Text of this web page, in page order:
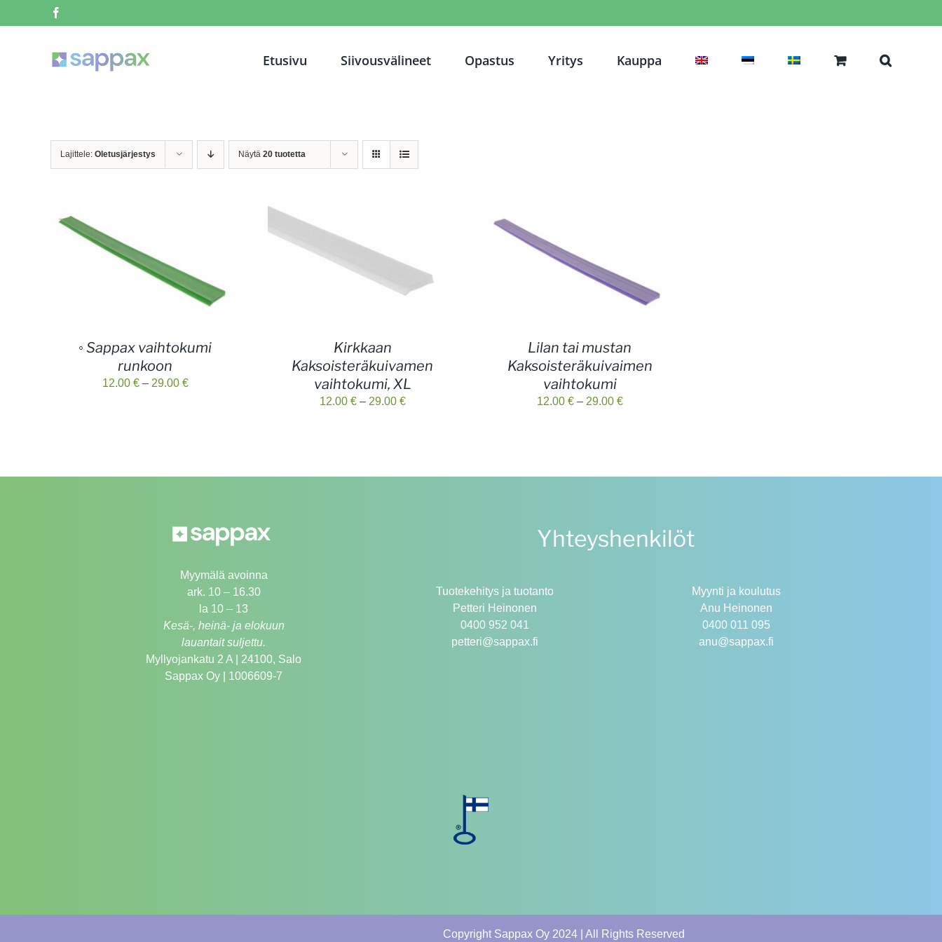
to
Etusivu Siivousvälineet Opastus Yritys Kauppa
Lajittele: Oletusjärjestys Näytä 20 tuotetta
◦ Sappax vaihtokumi
runkoon
12.00 € – 29.00 €Hintaluokka:
Kirkkaan
Kaksoisteräkuivamen
vaihtokumi, XL
12.00 € – 29.00 €Hintaluokka:
Lilan tai mustan
Kaksoisteräkuivaimen
vaihtokumi
12.00 € – 29.00 €Hintaluokka:
Myymälä avoinna
ark. 10 – 16.30
la 10 – 13
Kesä-, heinä- ja elokuun
lauantait suljettu.
Myllyojankatu 2 A | 24100, Salo
Sappax Oy | 1006609-7
Yhteyshenkilöt
Tuotekehitys ja tuotanto
Petteri Heinonen
0400 952 041
petteri@sappax.fi
Myynti ja koulutus
Anu Heinonen
0400 011 095
anu@sappax.fi
Copyright Sappax Oy 2024 | All Rights Reserved